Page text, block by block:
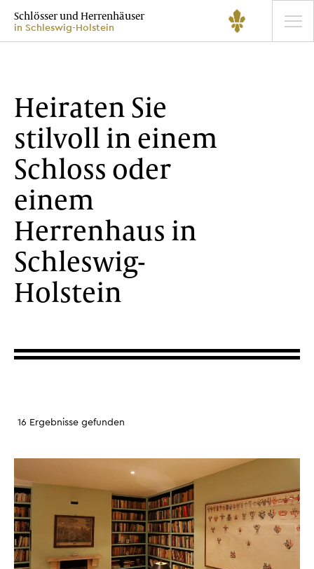
Schlösser und Herrenhäuser
in Schleswig-Holstein
Heiraten Sie
stilvoll in einem
Schloss oder
einem
Herrenhaus in
Schleswig-
Holstein
16 Ergebnisse gefunden